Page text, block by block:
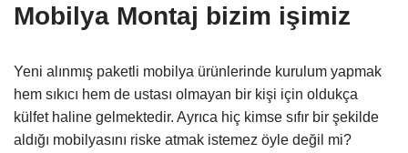
Mobilya Montaj bizim işimiz
Yeni alınmış paketli mobilya ürünlerinde kurulum yapmak
hem sıkıcı hem de ustası olmayan bir kişi için oldukça
külfet haline gelmektedir. Ayrıca hiç kimse sıfır bir şekilde
aldığı mobilyasını riske atmak istemez öyle değil mi?